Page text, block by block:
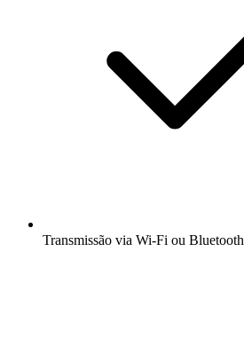
Transmissão via Wi-Fi ou Bluetooth